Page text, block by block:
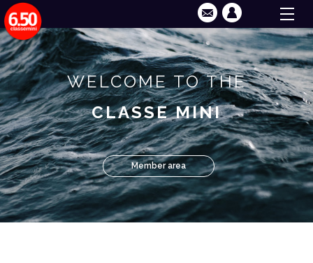
WELCOME TO THE
CLASSE MINI
Member area